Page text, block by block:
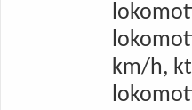
km/h,